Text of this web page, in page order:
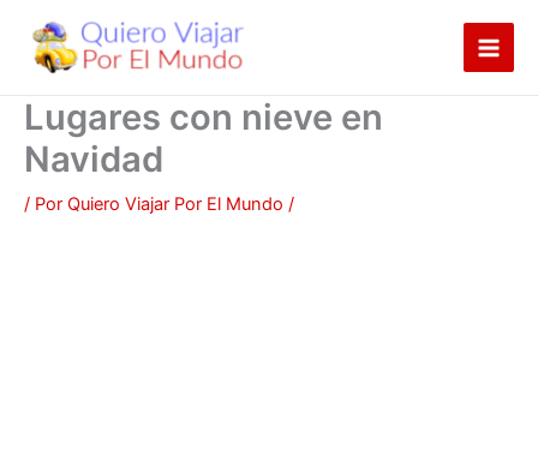
contenido
Lugares con nieve en
Navidad
/ Por Quiero Viajar Por El Mundo /